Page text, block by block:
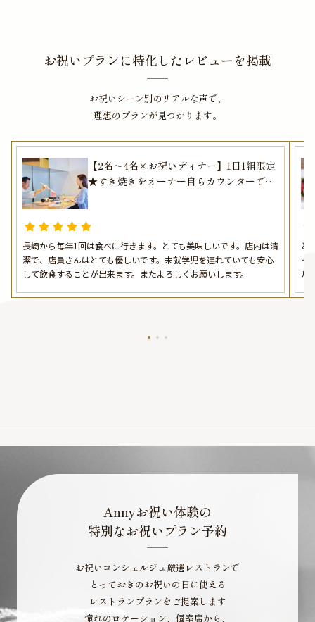
さらに本プランでは、有料オプションで、サプライズにぴったりな花束・ギフ
ト・カスタマイズ可能なメッセージカードなどをお付けすることが出来ます。
詳しくは本ページ中段の「お祝いアイテム」の欄で、ご選択頂けます。
美味しさと上質な空間、そして心のこもったおもてなしがそろう【YAKINIKU
仙匠】で、大切な人と特別なディナーをお楽しみください。
送に遅延が発生する可能性がございます。
そのため、お客様への確実なお届けを優先し、一時的にプランページ上でのお
祝いアイテムの掲載を休止しております。
お祝いプランに特化したレビューを掲載
お祝いシーン別のリアルな声で、
理想のプランが見つかります。
【2名～4名×お祝いディナー】1日1組限定
★すき焼きをオーナー自らカウンターでサ
きの時間を
長崎から毎年1回は食べに行きます。とても美味しいです。店内は清
潔で、店員さんはとても優しいです。未就学児を連れていても安心
して飲食することが出来ます。またよろしくお願いします。
と
っ
ル
Annyお祝い体験の
特別なお祝いプラン予約
お祝いコンシェルジュ厳選レストランで
とっておきのお祝いの日に使える
レストランプランをご提案します
憧れのロケーション、個室席から、